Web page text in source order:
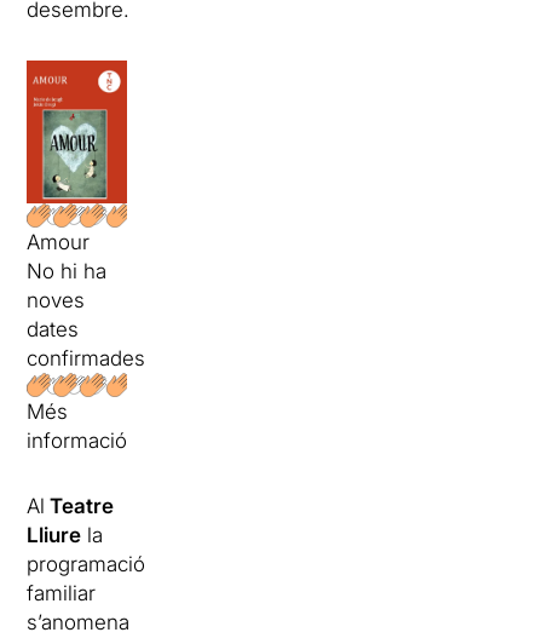
desembre.
Amour
No hi ha
noves
dates
confirmades
Més
informació
Al Teatre
Lliure la
programació
familiar
s’anomena